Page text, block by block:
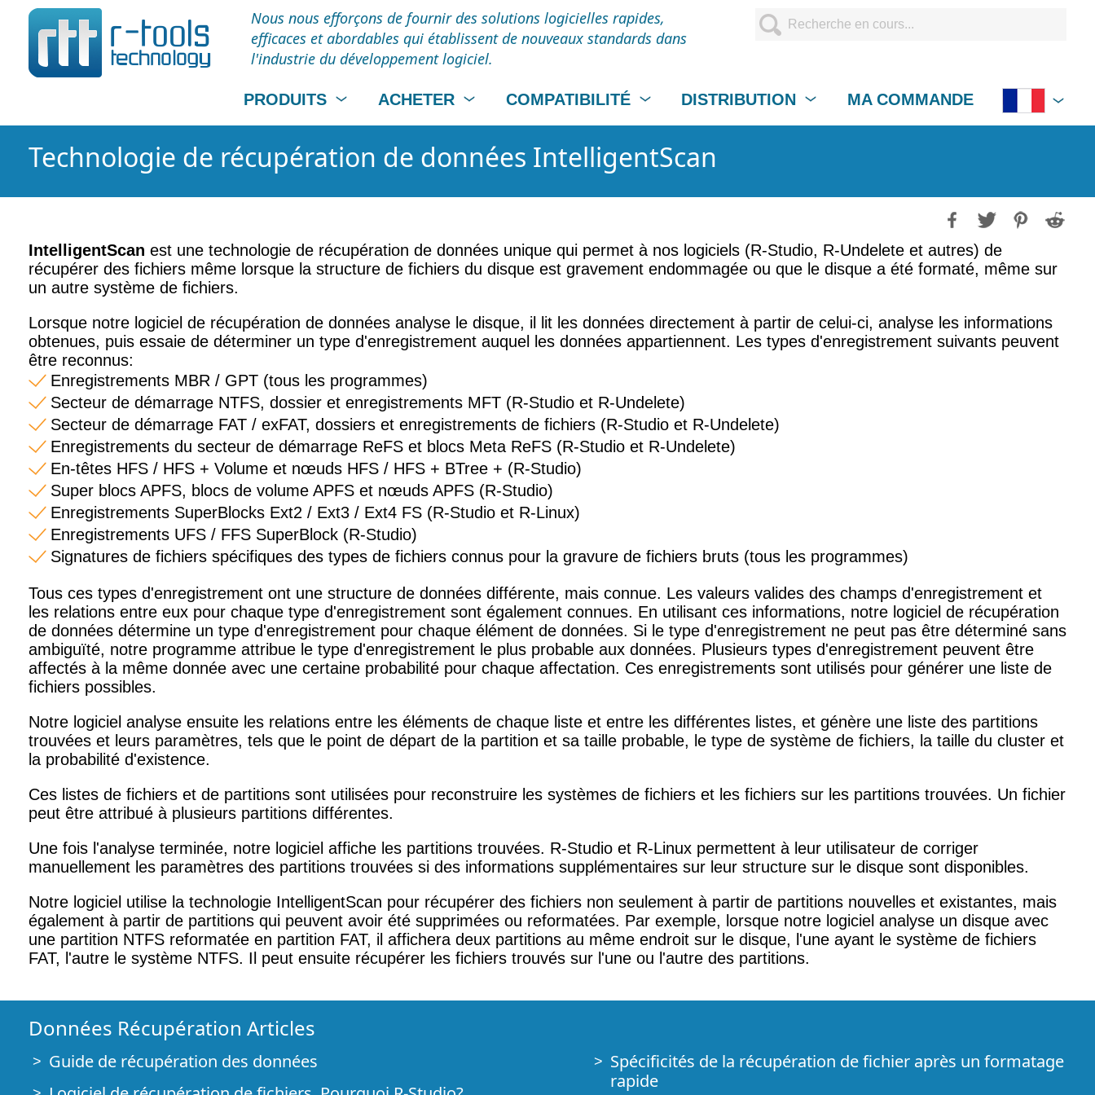
Nous nous efforçons de fournir des solutions logicielles rapides,
efficaces et abordables qui établissent de nouveaux standards dans
l'industrie du développement logiciel.
PRODUITS ACHETER COMPATIBILITÉ DISTRIBUTION MA COMMANDE
Technologie de récupération de données IntelligentScan
IntelligentScan est une technologie de récupération de données unique qui permet à nos logiciels (R-Studio, R-Undelete et autres) de
récupérer des fichiers même lorsque la structure de fichiers du disque est gravement endommagée ou que le disque a été formaté, même sur
un autre système de fichiers.
Lorsque notre logiciel de récupération de données analyse le disque, il lit les données directement à partir de celui-ci, analyse les informations
obtenues, puis essaie de déterminer un type d'enregistrement auquel les données appartiennent. Les types d'enregistrement suivants peuvent
être reconnus:
Enregistrements MBR / GPT (tous les programmes)
Secteur de démarrage NTFS, dossier et enregistrements MFT (R-Studio et R-Undelete)
Secteur de démarrage FAT / exFAT, dossiers et enregistrements de fichiers (R-Studio et R-Undelete)
Enregistrements du secteur de démarrage ReFS et blocs Meta ReFS (R-Studio et R-Undelete)
En-têtes HFS / HFS + Volume et nœuds HFS / HFS + BTree + (R-Studio)
Super blocs APFS, blocs de volume APFS et nœuds APFS (R-Studio)
Enregistrements SuperBlocks Ext2 / Ext3 / Ext4 FS (R-Studio et R-Linux)
Enregistrements UFS / FFS SuperBlock (R-Studio)
Signatures de fichiers spécifiques des types de fichiers connus pour la gravure de fichiers bruts (tous les programmes)
Tous ces types d'enregistrement ont une structure de données différente, mais connue. Les valeurs valides des champs d'enregistrement et
les relations entre eux pour chaque type d'enregistrement sont également connues. En utilisant ces informations, notre logiciel de récupération
de données détermine un type d'enregistrement pour chaque élément de données. Si le type d'enregistrement ne peut pas être déterminé sans
ambiguïté, notre programme attribue le type d'enregistrement le plus probable aux données. Plusieurs types d'enregistrement peuvent être
affectés à la même donnée avec une certaine probabilité pour chaque affectation. Ces enregistrements sont utilisés pour générer une liste de
fichiers possibles.
Notre logiciel analyse ensuite les relations entre les éléments de chaque liste et entre les différentes listes, et génère une liste des partitions
trouvées et leurs paramètres, tels que le point de départ de la partition et sa taille probable, le type de système de fichiers, la taille du cluster et
la probabilité d'existence.
Ces listes de fichiers et de partitions sont utilisées pour reconstruire les systèmes de fichiers et les fichiers sur les partitions trouvées. Un fichier
peut être attribué à plusieurs partitions différentes.
Une fois l'analyse terminée, notre logiciel affiche les partitions trouvées. R-Studio et R-Linux permettent à leur utilisateur de corriger
manuellement les paramètres des partitions trouvées si des informations supplémentaires sur leur structure sur le disque sont disponibles.
Notre logiciel utilise la technologie IntelligentScan pour récupérer des fichiers non seulement à partir de partitions nouvelles et existantes, mais
également à partir de partitions qui peuvent avoir été supprimées ou reformatées. Par exemple, lorsque notre logiciel analyse un disque avec
une partition NTFS reformatée en partition FAT, il affichera deux partitions au même endroit sur le disque, l'une ayant le système de fichiers
FAT, l'autre le système NTFS. Il peut ensuite récupérer les fichiers trouvés sur l'une ou l'autre des partitions.
Données Récupération Articles
Guide de récupération des données
Spécificités de la récupération de fichier après un formatage
rapide